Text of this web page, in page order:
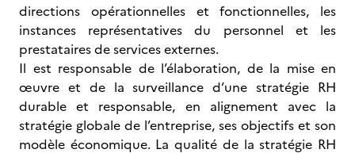
directions opérationnelles et fonctionnelles, les
instances représentatives du personnel et les
prestataires de services externes.
Il est responsable de l’élaboration, de la mise en
œuvre et de la surveillance d’une stratégie RH
durable et responsable, en alignement avec la
stratégie globale de l’entreprise, ses objectifs et son
modèle économique. La qualité de la stratégie RH